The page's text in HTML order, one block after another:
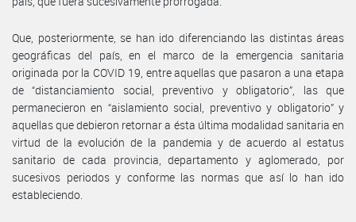
Que, posteriormente, se han ido diferenciando las distintas áreas
geográficas del país, en el marco de la emergencia sanitaria
originada por la COVID 19, entre aquellas que pasaron a una etapa
de “distanciamiento social, preventivo y obligatorio”, las que
permanecieron en “aislamiento social, preventivo y obligatorio” y
aquellas que debieron retornar a ésta última modalidad sanitaria en
virtud de la evolución de la pandemia y de acuerdo al estatus
sanitario de cada provincia, departamento y aglomerado, por
sucesivos periodos y conforme las normas que así lo han ido
estableciendo.